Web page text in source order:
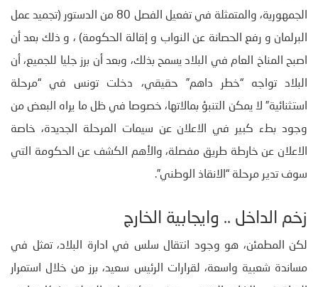
الجمهورية، والمتمثلة في تفعيل الفصل 80 من الدستور (تجميد عمل
البرلمان و رفع الحصانة عن النواب و إقالة الحكومة) ، و ذلك بعد أن
اصبح المناخ العام في البلاد يسمح بذلك، وبعد أن برز جليا للجميع، أن
البلاد تواجه “خطر داهم” حقيقي، دخلت تونس في “مرحلة
استثنائية” لا يمكن التنبؤ بمالاتها، خصوصا في ظل ما يراه البعض من
وجود بطء كبير في الاعلان عن سيمات المرحلة الجديدة، خاصة
الاعلان عن خارطة طريق مفصلة، والأهم الكشف عن الحكومة التي
سوف تدير مرحلة “الانقاذ الوطني”.
زخم الداخل .. وايجابية الخارج
لكن المطمئن، هو وجود انتقال سلس في ادارة البلاد، تمثل في
مساندة شعبية واسعة، لقرارات الرئيس سعيد، برز من خلال استمرار